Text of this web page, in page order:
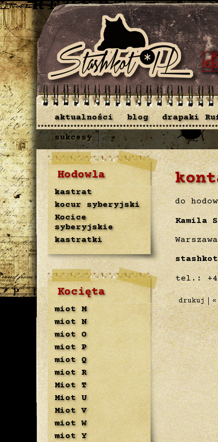
aktualności blog drapaki
sukcesy
Hodowla
kastrat
kocur syberyjski
Kocice
syberyjskie
kastratki
Kocięta
miot M
miot N
miot O
miot P
miot Q
miot R
Miot T
Miot U
Miot V
miot W
miot Y
do
Kamila
Warszawa
tel.:
drukuj